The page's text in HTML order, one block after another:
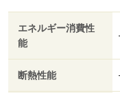
エネルギー消費性
能
-
断熱性能 -